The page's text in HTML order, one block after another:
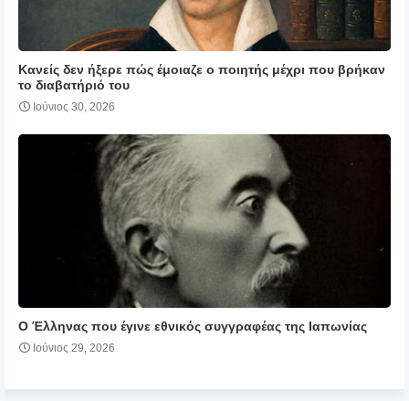
Κανείς δεν ήξερε πώς έμοιαζε ο ποιητής μέχρι που βρήκαν
το διαβατήριό του
Ιούνιος 30, 2026
Ο Έλληνας που έγινε εθνικός συγγραφέας της Ιαπωνίας
Ιούνιος 29, 2026